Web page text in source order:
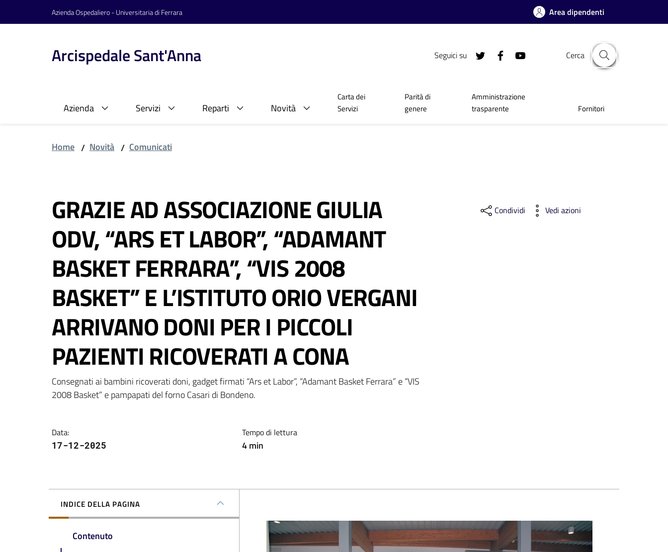
Vai al contenuto
Vai alla navigazioneAzienda Ospedaliero - Universitaria di Ferrara Area dipendenti
Arcispedale Sant'Anna Seguici su Cerca
Azienda Servizi Reparti Novità
Carta dei
Servizi
Parità di
genere
Amministrazione
trasparente
Fornitori
Home / Novità / Comunicati
GRAZIE AD ASSOCIAZIONE GIULIA
ODV, “ARS ET LABOR”, “ADAMANT
BASKET FERRARA”, “VIS 2008
BASKET” E L’ISTITUTO ORIO VERGANI
ARRIVANO DONI PER I PICCOLI
PAZIENTI RICOVERATI A CONA
Consegnati ai bambini ricoverati doni, gadget firmati “Ars et Labor”, “Adamant Basket Ferrara” e “VIS
2008 Basket” e pampapati del forno Casari di Bondeno.
Data:
17-12-2025
Tempo di lettura
4min
Condividi Vedi azioni
INDICE DELLA PAGINA
Contenuto